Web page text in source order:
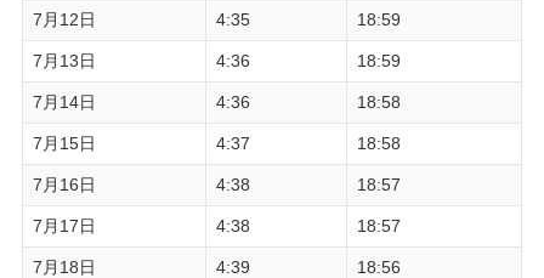
7月12日 4:35 18:59
7月13日 4:36 18:59
7月14日 4:36 18:58
7月15日 4:37 18:58
7月16日 4:38 18:57
7月17日 4:38 18:57
7月18日 4:39 18:56